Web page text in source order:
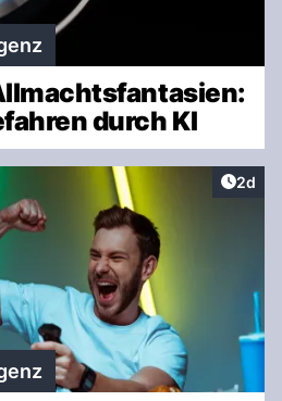
durch KI
2d